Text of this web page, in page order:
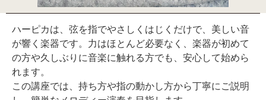
ハーピカは、弦を指でやさしくはじくだけで、美しい音
が響く楽器です。力はほとんど必要なく、楽器が初めて
の方や久しぶりに音楽に触れる方でも、安心して始めら
れます。
この講座では、持ち方や指の動かし方から丁寧にご説明